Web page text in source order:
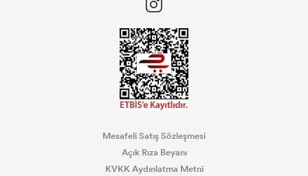
Mesafeli Satış Sözleşmesi
Açık Rıza Beyanı
KVKK Aydınlatma Metni